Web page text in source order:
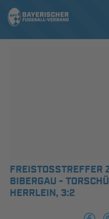
AUSBILDUNG &
DER VERBAND
FREISTOSSTREFFER
IBERGAU -
ERRLEIN, 3:2